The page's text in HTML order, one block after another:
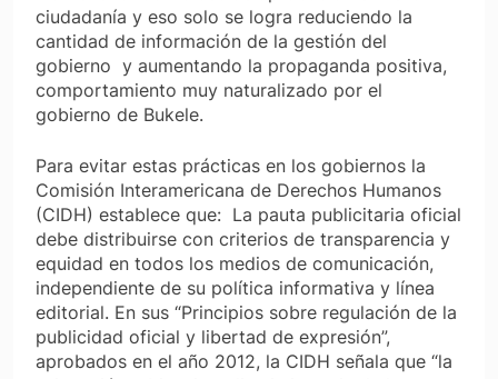
ciudadanía y eso solo se logra reduciendo la
cantidad de información de la gestión del
gobierno y aumentando la propaganda positiva,
comportamiento muy naturalizado por el
gobierno de Bukele.
Para evitar estas prácticas en los gobiernos la
Comisión Interamericana de Derechos Humanos
(CIDH) establece que: La pauta publicitaria oficial
debe distribuirse con criterios de transparencia y
equidad en todos los medios de comunicación,
independiente de su política informativa y línea
editorial. En sus “Principios sobre regulación de la
publicidad oficial y libertad de expresión”,
aprobados en el año 2012, la CIDH señala que “la